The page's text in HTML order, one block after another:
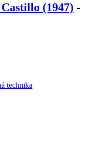
(1947) -
technika